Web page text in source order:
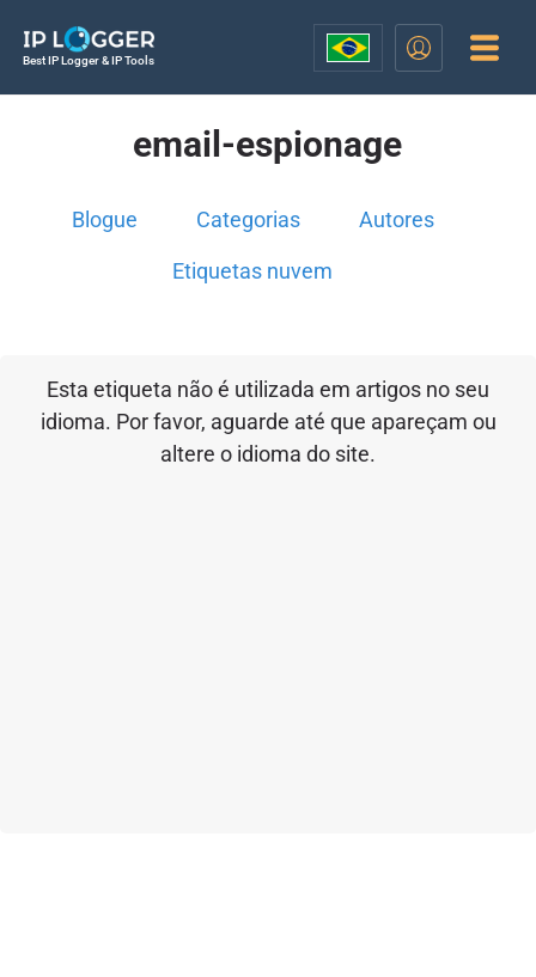
Best IP Logger & IP Tools
email-espionage
Blogue Categorias Autores
Etiquetas nuvem